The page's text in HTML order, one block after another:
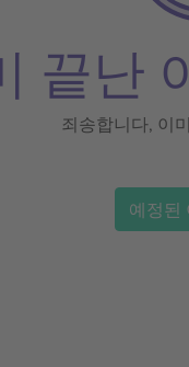
끝난
죄송합니다, 이
예정된